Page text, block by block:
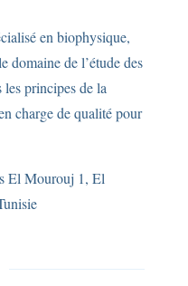
en biophysique,
domaine de l’étude des
les principes de la
charge de qualité pour
El Mourouj 1, El